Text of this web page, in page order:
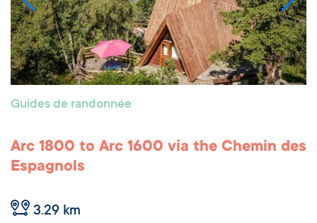
Guides de randonnée
Arc 1800 to Arc 1600 via the Chemin des
Espagnols
3.29 km